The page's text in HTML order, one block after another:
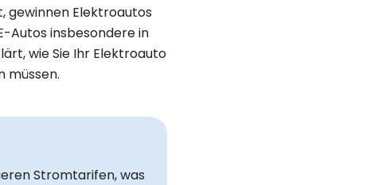
gewinnen Elektroautos
Autos insbesondere in
wie Sie Ihr Elektroauto
müssen.
Stromtarifen, was